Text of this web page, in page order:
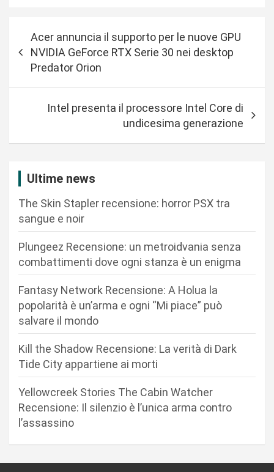
i
z
Acer annuncia il supporto per le nuove GPU
NVIDIA GeForce RTX Serie 30 nei desktop
Predator Orion
Intel presenta il processore Intel Core di
undicesima generazione
Ultime news
The Skin Stapler recensione: horror PSX tra
sangue e noir
Plungeez Recensione: un metroidvania senza
combattimenti dove ogni stanza è un enigma
Fantasy Network Recensione: A Holua la
popolarità è un’arma e ogni “Mi piace” può
salvare il mondo
Kill the Shadow Recensione: La verità di Dark
Tide City appartiene ai morti
Yellowcreek Stories The Cabin Watcher
Recensione: Il silenzio è l’unica arma contro
l’assassino